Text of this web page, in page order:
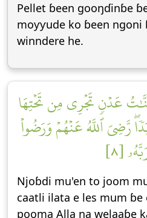
Pellet ɓeen gooŋɗinɓe
moƴƴude ko ɓeen ngoni
winndere he.
عَدۡنٖ تَجۡرِي مِن تَحۡتِهَا
رَّضِيَ ٱللَّهُ عَنۡهُمۡ وَرَضُواْ
[٨]
Njoɓdi mu'en to joom
caatli ilata e les mum ɓe
pooma Alla na welaaɓe